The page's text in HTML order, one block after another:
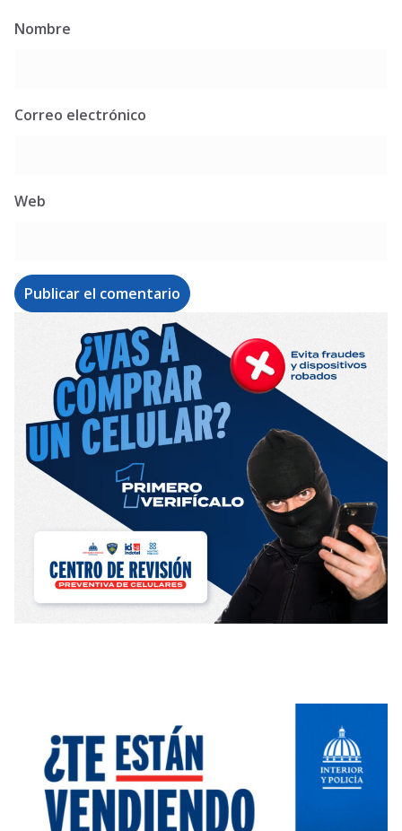
Nombre
Correo electrónico
Web